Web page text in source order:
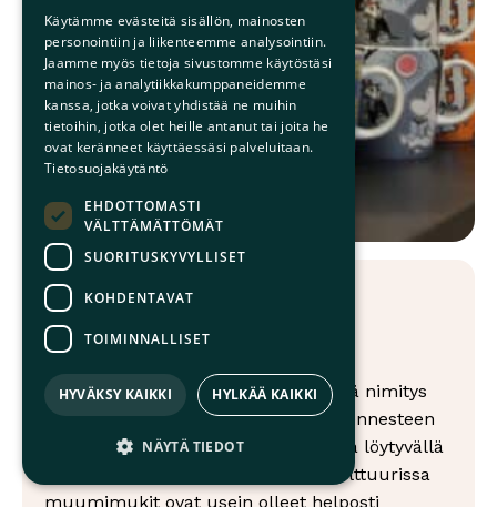
Tiesitkö tätä?
”Muumimukimenetelmä” on leikkisä nimitys
koti-inseminaatiolle. Se viittaa siemennesteen
keräämiseen ja kuljettamiseen kotoa löytyvällä
arkisella astialla. Suomalaisessa kulttuurissa
muumimukit ovat usein olleet helposti
Käytämme evästeitä sisällön, mainosten
personointiin ja liikenteemme analysointiin.
Jaamme myös tietoja sivustomme käytöstäsi
mainos- ja analytiikkakumppaneidemme
kanssa, jotka voivat yhdistää ne muihin
tietoihin, jotka olet heille antanut tai joita he
ovat keränneet käyttäessäsi palveluitaan.
Tietosuojakäytäntö
EHDOTTOMASTI
VÄLTTÄMÄTTÖMÄT
SUORITUSKYVYLLISET
KOHDENTAVAT
TOIMINNALLISET
HYVÄKSY KAIKKI HYLKÄÄ KAIKKI
NÄYTÄ TIEDOT